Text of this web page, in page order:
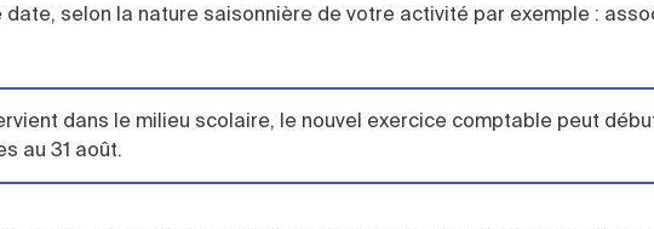
selon la nature saisonnière de votre activité par exemple :
dans le milieu scolaire, le nouvel exercice comptable peut
au 31 août.